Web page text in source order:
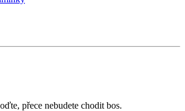
přece nebudete chodit bos.